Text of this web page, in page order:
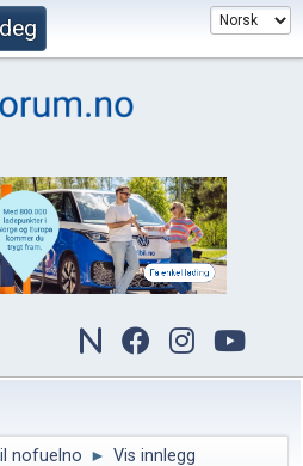
nofuelno ► Vis innlegg